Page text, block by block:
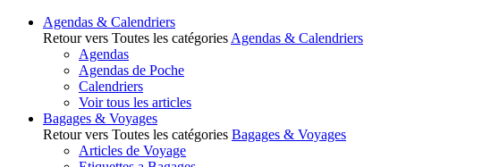
Agendas & Calendriers
Retour vers Toutes les catégories Agendas & Calendriers
Agendas
Agendas de Poche
Calendriers
Voir tous les articles
Bagages & Voyages
Retour vers Toutes les catégories Bagages & Voyages
Articles de Voyage